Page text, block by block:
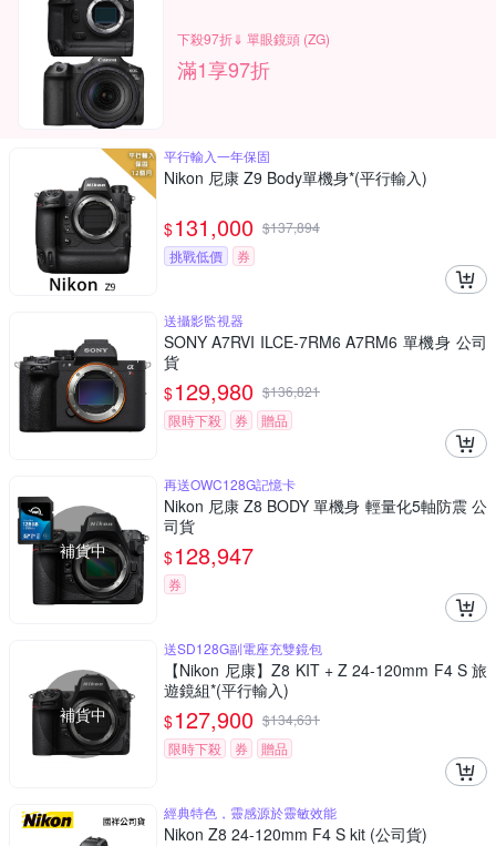
下殺97折⇓ 單眼鏡頭 (ZG)
滿1享97折
平行輸入一年保固
Nikon 尼康 Z9 Body單機身*(平行輸入)
$131,000 $137,894
挑戰低價
券
送攝影監視器
SONY A7RVI ILCE-7RM6 A7RM6 單機身 公司
貨
$129,980 $136,821
限時下殺
券 贈品
補貨中
再送OWC128G記憶卡
Nikon 尼康 Z8 BODY 單機身 輕量化5軸防震 公
司貨
$128,947
券
補貨中
送SD128G副電座充雙鏡包
【Nikon 尼康】Z8 KIT + Z 24-120mm F4 S 旅
遊鏡組*(平行輸入)
$127,900 $134,631
限時下殺
券 贈品
經典特色，靈感源於靈敏效能
Nikon Z8 24-120mm F4 S kit (公司貨)